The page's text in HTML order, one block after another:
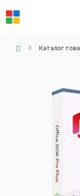
Каталог